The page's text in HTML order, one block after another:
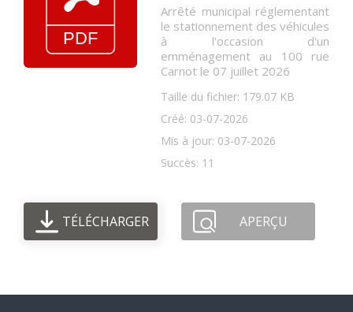
Arrêté municipal réglementant
le stationnement des véhicules
à l'occasion d'un
emménagement au 100 rue
Carnot le 07 juillet 2026
Taille du fichier: 179.07 KB
Créé: 03-07-2026
Mis à jour: 03-07-2026
Succès: 11
TÉLÉCHARGER APERÇU